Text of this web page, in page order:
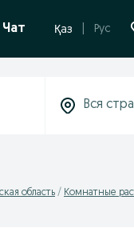
Чат Қаз Рус
область Комнатные